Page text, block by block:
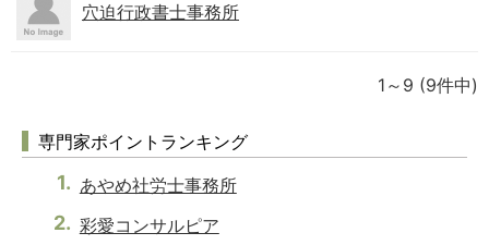
穴迫行政書士事務所
1～9 (9件中)
専門家ポイントランキング
あやめ社労士事務所
彩愛コンサルピア